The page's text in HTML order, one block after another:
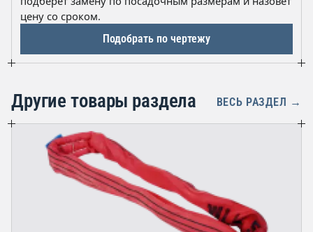
опрессовка втулкой или заплётка. При сомнениях мы
подберём аналог по чертежу или фото изделия.
цену со сроком.
Подобрать по чертежу
Другие товары раздела ВЕСЬ РАЗДЕЛ →